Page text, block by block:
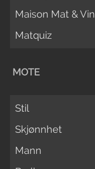
Maison Mat & Vin
Matquiz
MOTE
Stil
Skjønnhet
Mann